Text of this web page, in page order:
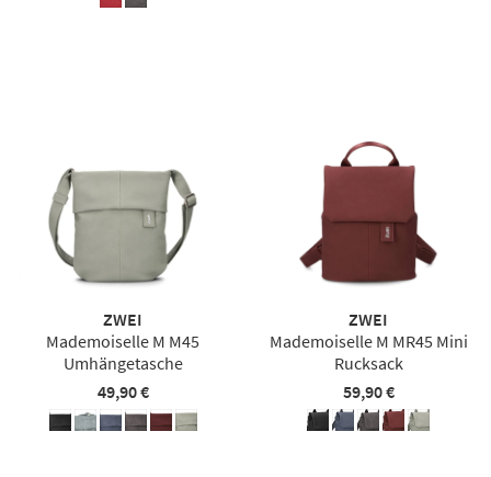
ZWEI
Mademoiselle M M45
Umhängetasche
49,90 €
ZWEI
Mademoiselle M MR45 Mini
Rucksack
59,90 €